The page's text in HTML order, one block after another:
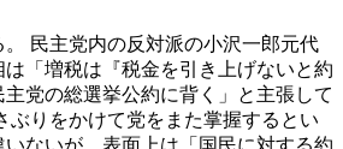
民主党内の反対派の小沢一郎元代
「増税は『税金を引き上げないと約
党の総選挙公約に背く」と主張して
ぶりをかけて党をまた掌握するとい
いないが、表面上は「国民に対する約